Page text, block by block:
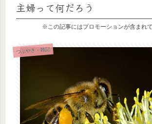
主婦って何だろう
※この記事にはプロモーションが含まれて
つぶやき・雑記